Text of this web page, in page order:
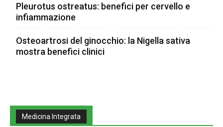
Pleurotus ostreatus: benefici per cervello e
infiammazione
Osteoartrosi del ginocchio: la Nigella sativa
mostra benefici clinici
Medicina Integrata